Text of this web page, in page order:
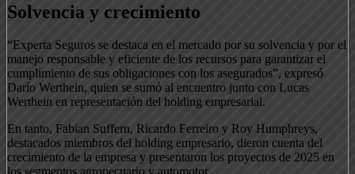
Solvencia y crecimiento
“Experta Seguros se destaca en el mercado por su solvencia y por el
manejo responsable y eficiente de los recursos para garantizar el
cumplimiento de sus obligaciones con los asegurados”, expresó
Darío Werthein, quien se sumó al encuentro junto con Lucas
Werthein en representación del holding empresarial.
En tanto, Fabian Suffern, Ricardo Ferreiro y Roy Humphreys,
destacados miembros del holding empresario, dieron cuenta del
crecimiento de la empresa y presentaron los proyectos de 2025 en